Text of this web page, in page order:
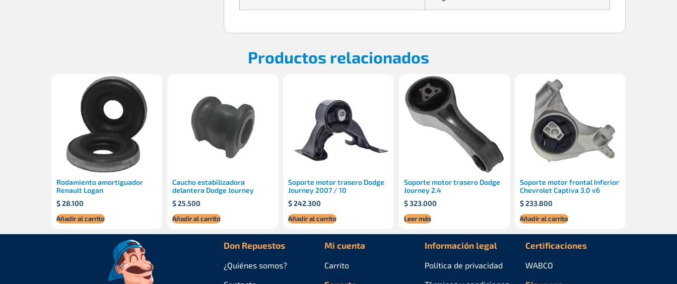
Productos relacionados
Rodamiento amortiguador
Renault Logan
$28.100
Añadir al carrito
Caucho estabilizadora
delantera Dodge Journey
$25.500
Añadir al carrito
Soporte motor trasero Dodge
Journey 2007 / 10
$242.300
Añadir al carrito
Soporte motor trasero Dodge
Journey 2.4
$323.000
Leer más
Soporte motor frontal Inferior
Chevrolet Captiva 3.0 v6
$233.800
Añadir al carrito
Don Repuestos
¿Quiénes somos?
Mi cuenta
Carrito
Información legal
Política de privacidad
Certificaciones
WABCO